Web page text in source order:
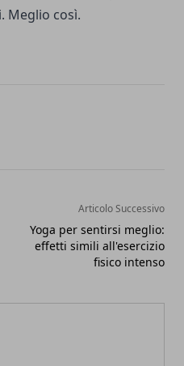
Meglio così.
Articolo Successivo
Yoga per sentirsi meglio:
effetti simili all'esercizio
fisico intenso